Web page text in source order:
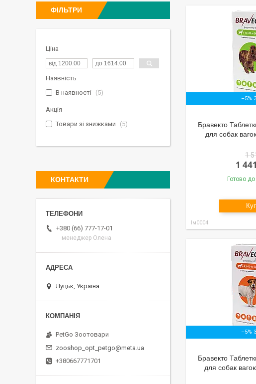
–5%
Бравекто
для собак
1
1
Готово
Ім0004
–5%
Бравекто
для собак
ФІЛЬТРИ
Ціна
Наявність
В наявності
5
Акція
Товари зі знижками
5
КОНТАКТИ
+380 (66) 777-17-01
менеджер Олена
Луцьк, Україна
PetGo Зоотовари
zooshop_opt_petgo@meta.ua
+380667771701